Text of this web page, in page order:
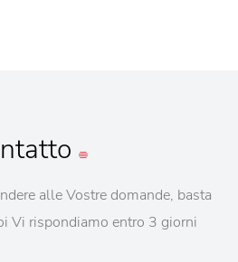
alle Vostre domande, basta
Vi rispondiamo entro 3 giorni